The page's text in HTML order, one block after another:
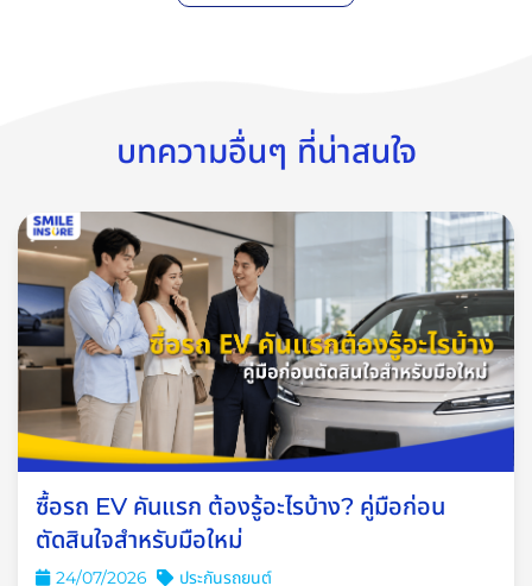
จะในช่วงสั้น ๆ ก็อาจทำให้เกิดความสูญเสียครั้งใหญ่ได้ ดังนั้นก่อน
ขับรถตอนกลางคืน คนขับควรพักผ่อนให้เพียงพอ นอนหลับอย่าง
น้อย 7 ชั่วโมงขึ้นไปหรือตามห้วงเวลาที่ร่างกายตัวเองหลับสนิททุก
ครั้ง เพื่อให้สมองและร่างกายสดชื่นเต็มที่
2. ตรวจสภาพรถให้ครบถ้วน
สภาพรถเป็นอีกหนึ่งปัจจัยของการเกิดอุบัติเหตุ ไม่ว่าจะเป็นรถชน
กันเพราะไฟสว่างไม่พอ ดัดแปลงไฟให้สว่างเกินไปจนกระทบสายตา
ของเพื่อนร่วมถนน หรือโดนชนเพราะรถจอดเสียกลางทาง ก่อนเดิน
ทางทุกครั้งจึงควรตรวจเช็กสภาพรถให้พร้อมกับการใช้งานในระยะ
และเส้นทางที่ยาวนาน เช่น ไฟรถทั้งด้านหน้าและหลัง ที่ต้องมีความ
สว่างเพียงพอกับการใช้ช่วงกลางคืน เบรกต้องใช้ได้ แบตเตอรี่เหลือ
เพียงพอ ฯลฯ โดยจะตรวจเองหรือนำไปที่อู่ใกล้บ้านก็ได้เช่นกัน
บทความอื่นๆ ที่น่าสนใจ
ซื้อรถ EV คันแรก ต้องรู้อะไรบ้าง? คู่มือก่อน
ตัดสินใจสำหรับมือใหม่
24/07/2026 ประกันรถยนต์